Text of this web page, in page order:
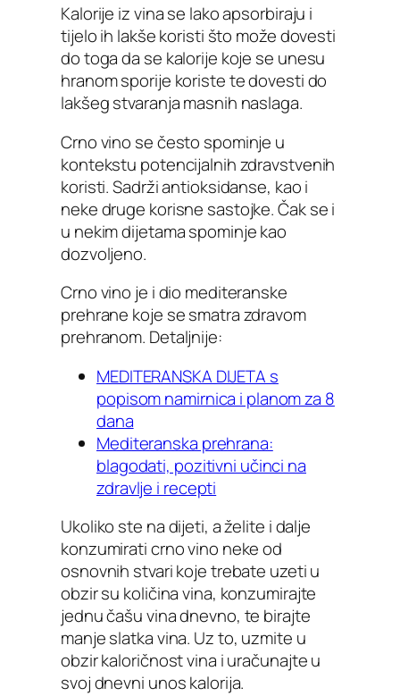
Kalorije iz vina se lako apsorbiraju i
tijelo ih lakše koristi što može dovesti
do toga da se kalorije koje se unesu
hranom sporije koriste te dovesti do
lakšeg stvaranja masnih naslaga.
Crno vino se često spominje u
kontekstu potencijalnih zdravstvenih
koristi. Sadrži antioksidanse, kao i
neke druge korisne sastojke. Čak se i
u nekim dijetama spominje kao
dozvoljeno.
Crno vino je i dio mediteranske
prehrane koje se smatra zdravom
prehranom. Detaljnije:
MEDITERANSKA DIJETA s
popisom namirnica i planom za 8
dana
Mediteranska prehrana:
blagodati, pozitivni učinci na
zdravlje i recepti
Ukoliko ste na dijeti, a želite i dalje
konzumirati crno vino neke od
osnovnih stvari koje trebate uzeti u
obzir su količina vina, konzumirajte
jednu čašu vina dnevno, te birajte
manje slatka vina. Uz to, uzmite u
obzir kaloričnost vina i uračunajte u
svoj dnevni unos kalorija.